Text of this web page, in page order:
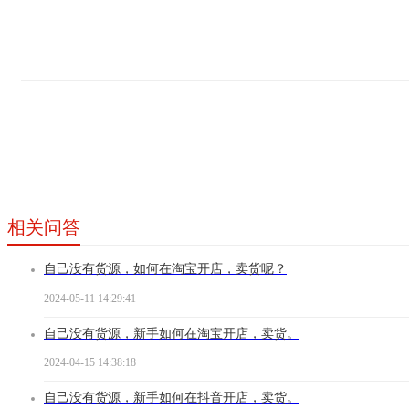
相关问答
自己没有货源，如何在淘宝开店，卖货呢？
2024-05-11 14:29:41
自己没有货源，新手如何在淘宝开店，卖货。
2024-04-15 14:38:18
自己没有货源，新手如何在抖音开店，卖货。